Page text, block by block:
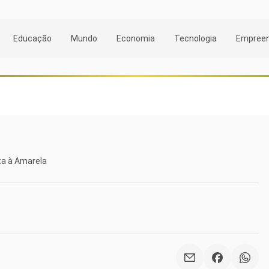
Educação Mundo Economia Tecnologia
à Amarela